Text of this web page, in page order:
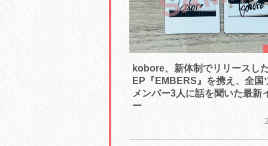
kobore、新体制でリリースし
EP『EMBERS』を携え、全国
メンバー3人に話を聞いた最新
ー